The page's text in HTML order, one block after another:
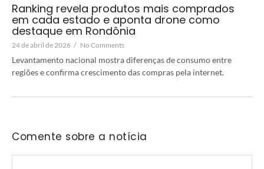
Ranking revela produtos mais comprados
em cada estado e aponta drone como
destaque em Rondônia
24 de abril de 2026 / No Comments
Levantamento nacional mostra diferenças de consumo entre
regiões e confirma crescimento das compras pela internet.
Comente sobre a notícia